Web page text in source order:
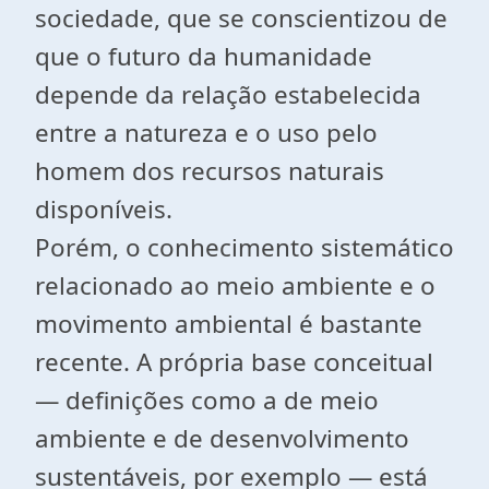
sociedade, que se conscientizou de
que o futuro da humanidade
depende da relação estabelecida
entre a natureza e o uso pelo
homem dos recursos naturais
disponíveis.
Porém, o conhecimento sistemático
relacionado ao meio ambiente e o
movimento ambiental é bastante
recente. A própria base conceitual
— definições como a de meio
ambiente e de desenvolvimento
sustentáveis, por exemplo — está